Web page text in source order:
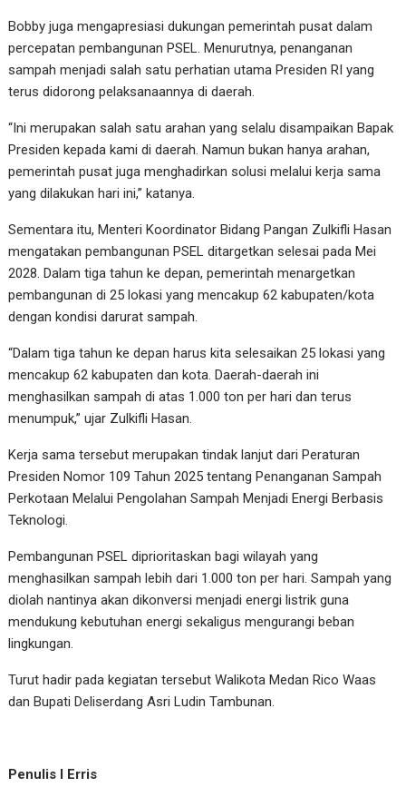
Bobby juga mengapresiasi dukungan pemerintah pusat dalam
percepatan pembangunan PSEL. Menurutnya, penanganan
sampah menjadi salah satu perhatian utama Presiden RI yang
terus didorong pelaksanaannya di daerah.
“Ini merupakan salah satu arahan yang selalu disampaikan Bapak
Presiden kepada kami di daerah. Namun bukan hanya arahan,
pemerintah pusat juga menghadirkan solusi melalui kerja sama
yang dilakukan hari ini,” katanya.
Sementara itu, Menteri Koordinator Bidang Pangan Zulkifli Hasan
mengatakan pembangunan PSEL ditargetkan selesai pada Mei
2028. Dalam tiga tahun ke depan, pemerintah menargetkan
pembangunan di 25 lokasi yang mencakup 62 kabupaten/kota
dengan kondisi darurat sampah.
“Dalam tiga tahun ke depan harus kita selesaikan 25 lokasi yang
mencakup 62 kabupaten dan kota. Daerah-daerah ini
menghasilkan sampah di atas 1.000 ton per hari dan terus
menumpuk,” ujar Zulkifli Hasan.
Kerja sama tersebut merupakan tindak lanjut dari Peraturan
Presiden Nomor 109 Tahun 2025 tentang Penanganan Sampah
Perkotaan Melalui Pengolahan Sampah Menjadi Energi Berbasis
Teknologi.
Pembangunan PSEL diprioritaskan bagi wilayah yang
menghasilkan sampah lebih dari 1.000 ton per hari. Sampah yang
diolah nantinya akan dikonversi menjadi energi listrik guna
mendukung kebutuhan energi sekaligus mengurangi beban
lingkungan.
Turut hadir pada kegiatan tersebut Walikota Medan Rico Waas
dan Bupati Deliserdang Asri Ludin Tambunan.
Penulis I Erris